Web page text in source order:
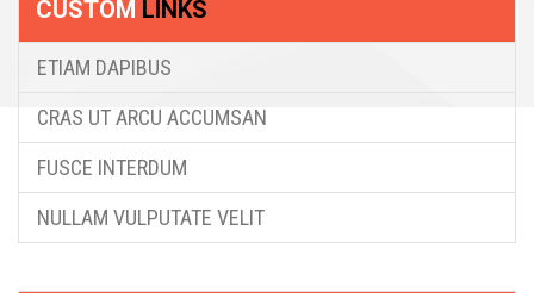
CUSTOM LINKS
ETIAM DAPIBUS
CRAS UT ARCU ACCUMSAN
FUSCE INTERDUM
NULLAM VULPUTATE VELIT